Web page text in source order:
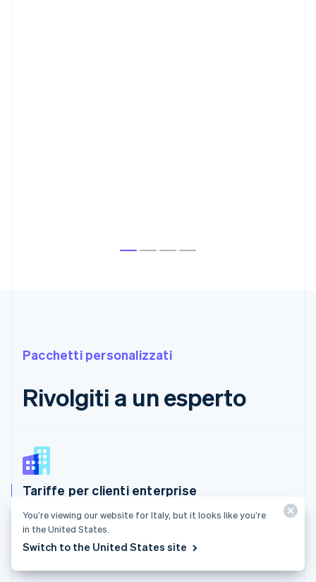
Pacchetti personalizzati
Rivolgiti a un esperto
Tariffe per clienti enterprise
Crea un piano tariffario personalizzato per la tua
You’re viewing our website for Italy, but it looks like you’re
in the United States.
Switch to the United States site